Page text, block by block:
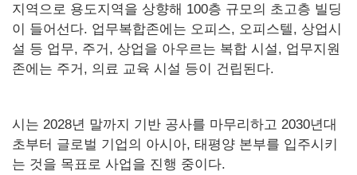
지역으로 용도지역을 상향해 100층 규모의 초고층 빌딩
이 들어선다. 업무복합존에는 오피스, 오피스텔, 상업시
설 등 업무, 주거, 상업을 아우르는 복합 시설, 업무지원
존에는 주거, 의료 교육 시설 등이 건립된다.
시는 2028년 말까지 기반 공사를 마무리하고 2030년대
초부터 글로벌 기업의 아시아, 태평양 본부를 입주시키
는 것을 목표로 사업을 진행 중이다.